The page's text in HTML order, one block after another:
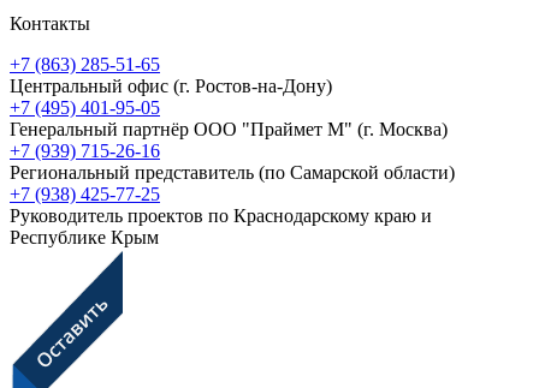
Контакты
+7 (863) 285-51-65
Центральный офис (г. Ростов-на-Дону)
+7 (495) 401-95-05
Генеральный партнёр ООО "Праймет М" (г. Москва)
+7 (939) 715-26-16
Региональный представитель (по Самарской области)
+7 (938) 425-77-25
Руководитель проектов по Краснодарскому краю и
Республике Крым